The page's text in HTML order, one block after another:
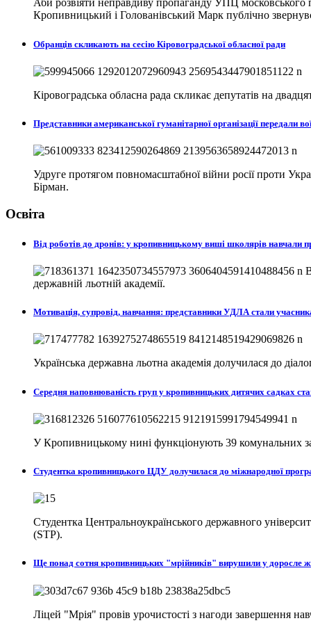
Аби розвіяти неправдиву пропаганду УПЦ
Кропивницький і Голованівський Марк публічно
Обранців скликають на сесію Кіровоградської обласної ради
Кіровоградська обласна рада скликає депутатів на
Представники американської гуманітарної організації
Удруге протягом повномасштабної війни росії проти
Бірман.
Освіта
Від роботів до дронів: у кропивницькому виші школярів
державній льотній академії.
Мотивація, супровід, навчання: представники УДЛА стали
Українська державна льотна академія долучилася до
Середня наповнюваність груп у кропивницьких дитячих садках
У Кропивницькому нині функціонують 39 комунальних
Студентка кропивницького ЦДУ долучилася до міжнародної
Студентка Центральноукраїнського державного
(STP).
Ще понад сотня кропивницьких "мрійників" вирушили у доросле
Ліцей "Мрія" провів урочистості з нагоди завершення